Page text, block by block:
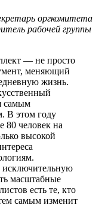
оргкомитета
рабочей группы
— не просто
меняющий
жизнь.
самым
В этом году
80 человек на
высокой
масштабные
есть те, кто
самым изменит